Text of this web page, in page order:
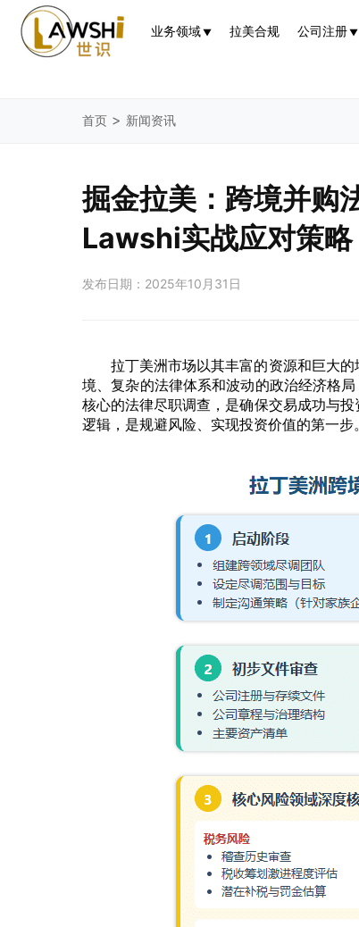
业务领域▼ 拉美合规 公司注册▼
首页 > 新闻资讯
掘金拉美：跨境并购
Lawshi实战应对策略
发布日期：2025年10月31日
拉丁美洲市场以其丰富的资源和巨大
境、复杂的法律体系和波动的政治经济格
核心的法律尽职调查，是确保交易成功与
逻辑，是规避风险、实现投资价值的第一步。